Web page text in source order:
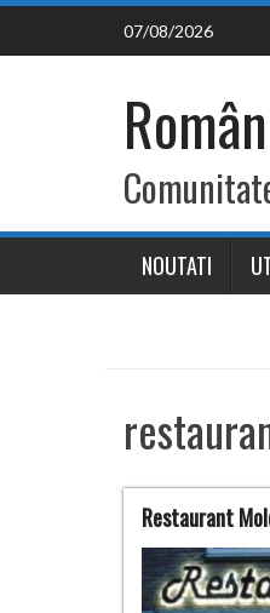
Skip
content
07/08/2026
NOUTATI
Restaurant